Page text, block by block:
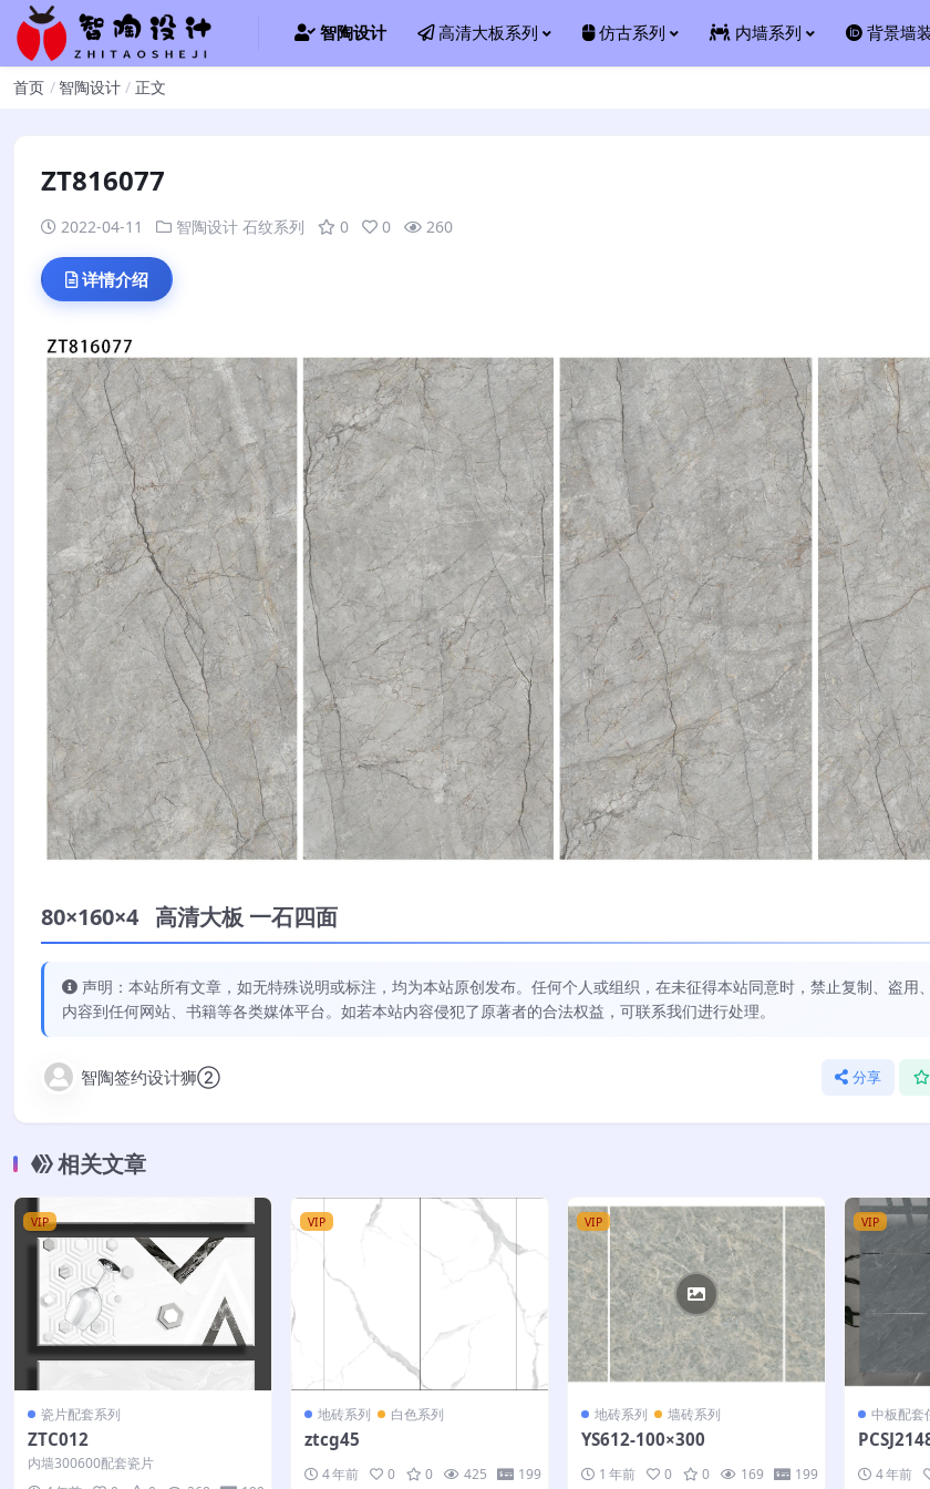
智陶设计 高清大板系列 仿古系列 内墙系列 背景墙
首页 智陶设计 正文
ZT816077
2022-04-11 智陶设计 石纹系列 0 0 260
详情介绍
80×160×4 高清大板 一石四面
声明：本站所有文章，如无特殊说明或标注，均为本站原创发布。任何个人或组织，在未征得本站同意时，禁止复制、盗用
内容到任何网站、书籍等各类媒体平台。如若本站内容侵犯了原著者的合法权益，可联系我们进行处理。
智陶签约设计狮② 分享
相关文章
VIP
瓷片配套系列
ZTC012
内墙300600配套瓷片
VIP
地砖系列 白色系列
ztcg45
4 年前 0 0 425 199
VIP
地砖系列 墙砖系列
YS612-100×300
1 年前 0 0 169 199
VIP
中板配套
4 年前